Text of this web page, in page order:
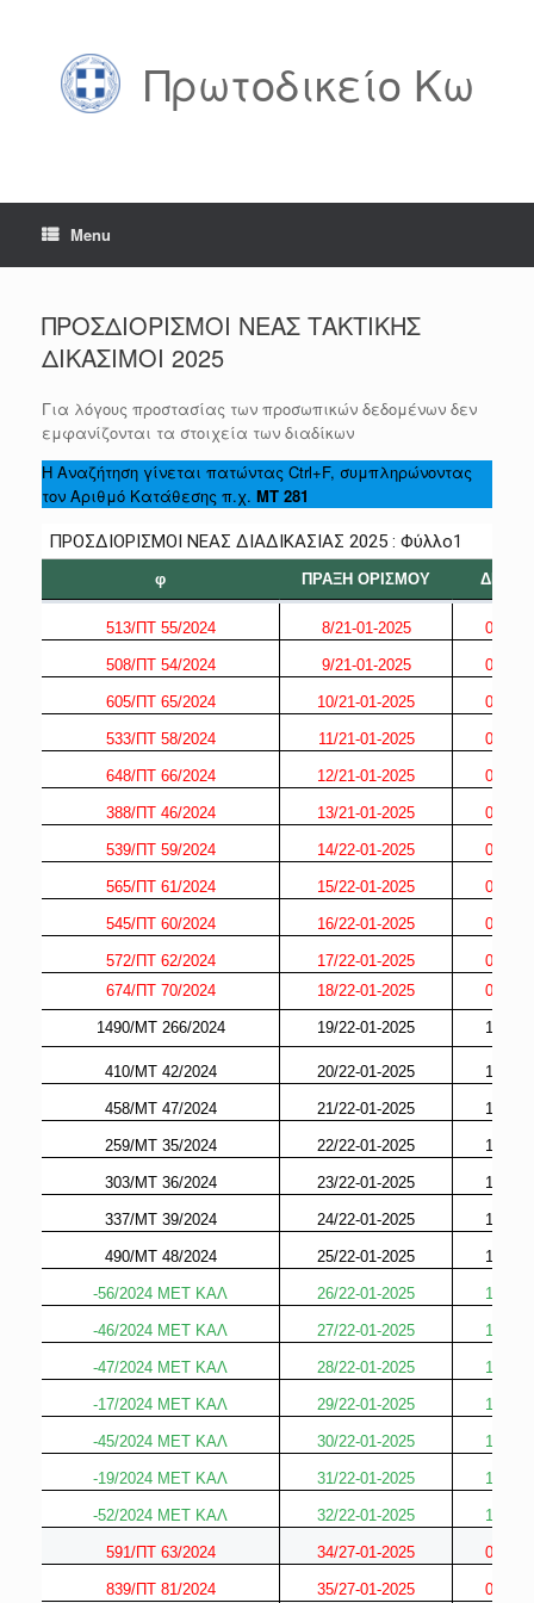
Πρωτοδικείο Κω
Menu
ΠΡΟΣΔΙΟΡΙΣΜΟΙ ΝΕΑΣ ΤΑΚΤΙΚΗΣ
ΔΙΚΑΣΙΜΟΙ 2025
Για λόγους προστασίας των προσωπικών δεδομένων δεν
εμφανίζονται τα στοιχεία των διαδίκων
Η Αναζήτηση γίνεται πατώντας Ctrl+F, συμπληρώνοντας
τον Αριθμό Κατάθεσης π.χ. ΜΤ 281